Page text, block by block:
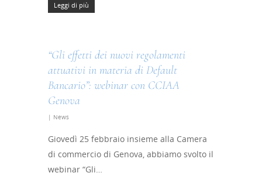
Leggi di più
“Gli effetti dei nuovi regolamenti
attuativi in materia di Default
Bancario”: webinar con CCIAA
Genova
| News
Giovedì 25 febbraio insieme alla Camera
di commercio di Genova, abbiamo svolto il
webinar “Gli…